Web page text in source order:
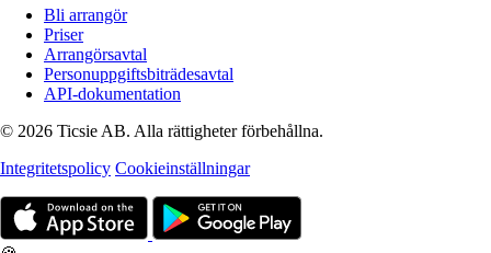
Bli arrangör
Priser
Arrangörsavtal
Personuppgiftsbiträdesavtal
API-dokumentation
© 2026 Ticsie AB. Alla rättigheter förbehållna.
Integritetspolicy Cookieinställningar